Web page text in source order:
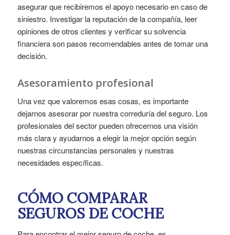
asegurar que recibiremos el apoyo necesario en caso de
siniestro. Investigar la reputación de la compañía, leer
opiniones de otros clientes y verificar su solvencia
financiera son pasos recomendables antes de tomar una
decisión.
Asesoramiento profesional
Una vez que valoremos esas cosas, es importante
dejarnos asesorar por nuestra correduría del seguro. Los
profesionales del sector pueden ofrecernos una visión
más clara y ayudarnos a elegir la mejor opción según
nuestras circunstancias personales y nuestras
necesidades específicas.
CÓMO COMPARAR
SEGUROS DE COCHE